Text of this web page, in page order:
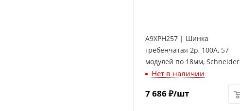
A9XPH257 | Шинка
гребенчатая 2p, 100А, 57
модулей по 18мм, Schneider
Electric
Нет в наличии
7 686₽/шт